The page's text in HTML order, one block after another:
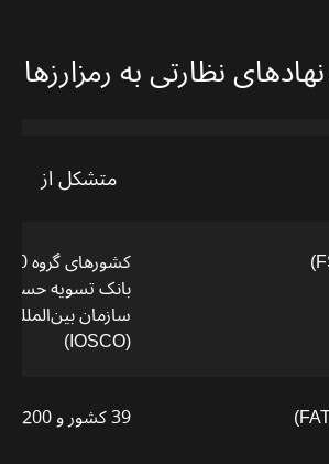
نظارتی به رمزارزها
متشکل از
سازمان
(IOSCO)
39 کشور و 200 حوزه قضایی